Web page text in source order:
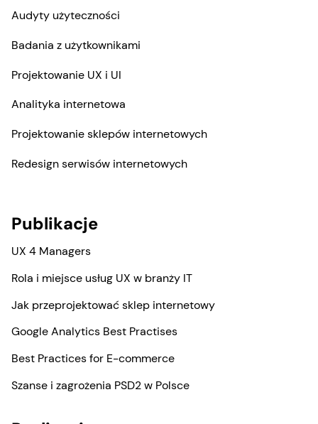
Audyty użyteczności
Badania z użytkownikami
Projektowanie UX i UI
Analityka internetowa
Projektowanie sklepów internetowych
Redesign serwisów internetowych
Publikacje
UX 4 Managers
Rola i miejsce usług UX w branży IT
Jak przeprojektować sklep internetowy
Google Analytics Best Practises
Best Practices for E-commerce
Szanse i zagrożenia PSD2 w Polsce